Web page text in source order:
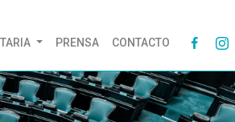
PRENSA CONTACTO 